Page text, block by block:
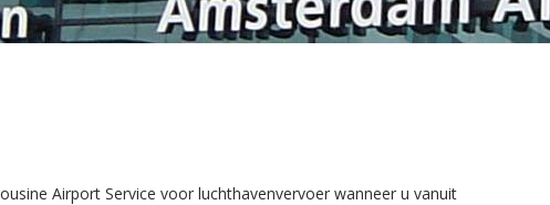
Airport Service voor luchthavenvervoer wanneer u vanuit